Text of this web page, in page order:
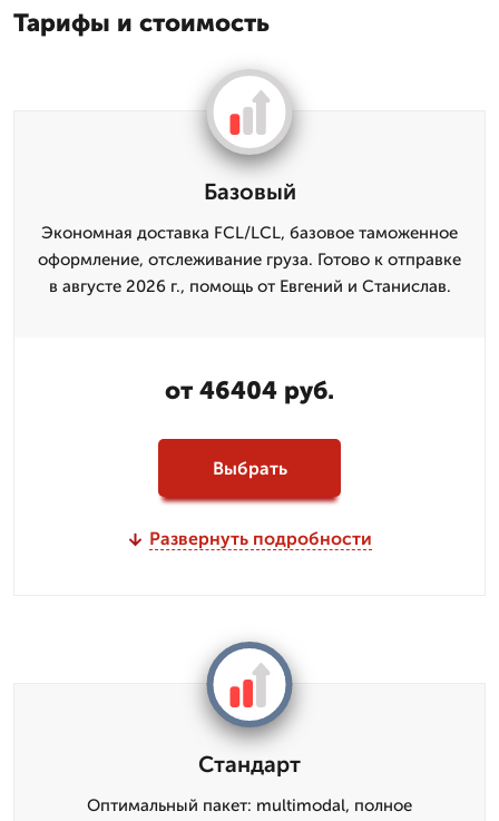
Тарифы и стоимость
Базовый
Экономная доставка FCL/LCL, базовое таможенное
оформление, отслеживание груза. Готово к отправке
в августе 2026 г., помощь от Евгений и Станислав.
от 46404 руб.
Выбрать
Развернуть подробности
Стандарт
Оптимальный пакет: multimodal, полное